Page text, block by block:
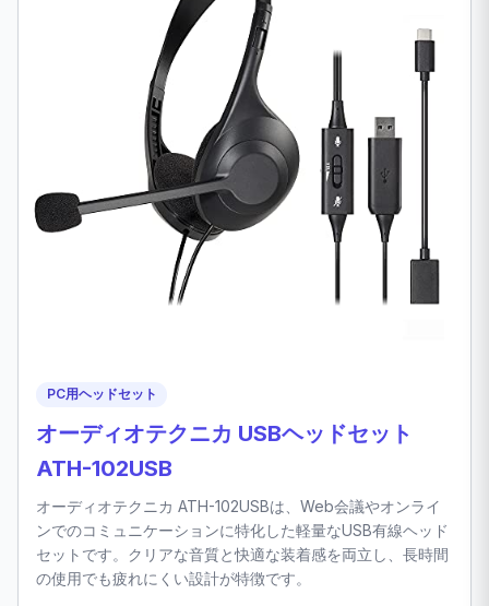
PC用ヘッドセット
オーディオテクニカ USBヘッドセット
ATH-102USB
オーディオテクニカ ATH-102USBは、Web会議やオンライ
ンでのコミュニケーションに特化した軽量なUSB有線ヘッド
セットです。クリアな音質と快適な装着感を両立し、長時間
の使用でも疲れにくい設計が特徴です。